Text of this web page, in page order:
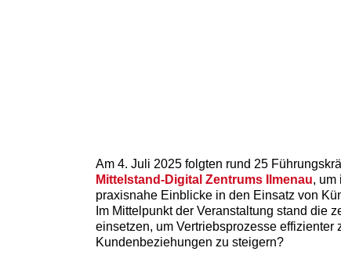
Am 4. Juli 2025 folgten rund 25
Mittelstand-Digital Zentrums Ilmenau, um
praxisnahe Einblicke in den Einsatz von
Im Mittelpunkt der Veranstaltung stand die
einsetzen, um Vertriebsprozesse
Kundenbeziehungen zu steigern?